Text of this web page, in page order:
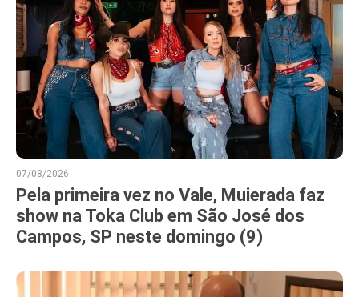
07/08/2026
Pela primeira vez no Vale, Muierada faz
show na Toka Club em São José dos
Campos, SP neste domingo (9)